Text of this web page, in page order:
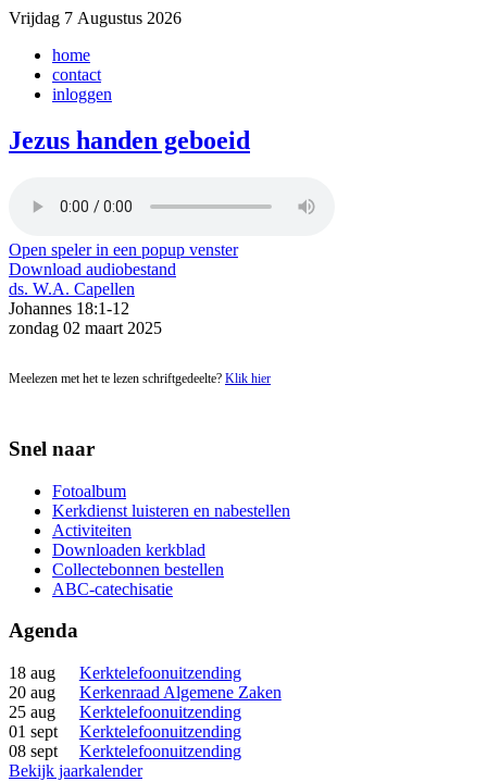
Vrijdag 7 Augustus 2026
home
contact
inloggen
Jezus handen geboeid
Open speler in een popup venster
Download audiobestand
ds. W.A. Capellen
Johannes 18:1-12
zondag 02 maart 2025
Meelezen met het te lezen schriftgedeelte? Klik hier
Snel naar
Fotoalbum
Kerkdienst luisteren en nabestellen
Activiteiten
Downloaden kerkblad
Collectebonnen bestellen
ABC-catechisatie
Agenda
18 aug
Kerktelefoonuitzending
20 aug
Kerkenraad Algemene Zaken
25 aug
Kerktelefoonuitzending
01 sept
Kerktelefoonuitzending
08 sept
Kerktelefoonuitzending
Bekijk jaarkalender